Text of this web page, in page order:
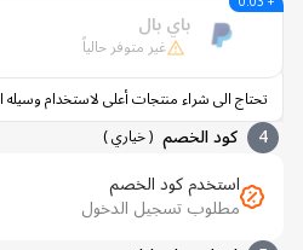
باي بال
غير متوفر حالياً
الى شراء منتجات أعلى لاستخدام وسيله الدفع هذة
كود الخصم (خياري )
استخدم كود الخصم
مطلوب تسجيل الدخول